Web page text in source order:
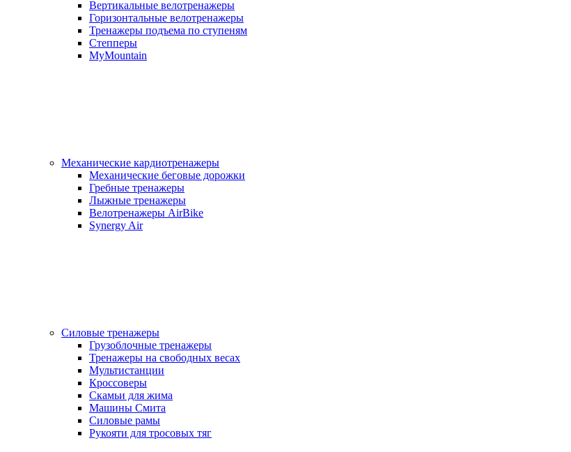
Вертикальные велотренажеры
Горизонтальные велотренажеры
Тренажеры подъема по ступеням
Степперы
MyMountain
Механические кардиотренажеры
Механические беговые дорожки
Гребные тренажеры
Лыжные тренажеры
Велотренажеры AirBike
Synergy Air
Силовые тренажеры
Грузоблочные тренажеры
Тренажеры на свободных весах
Мультистанции
Кроссоверы
Скамьи для жима
Машины Смита
Силовые рамы
Рукояти для тросовых тяг